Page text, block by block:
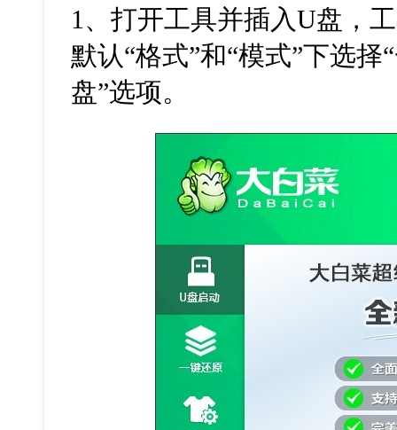
1 、打开工具并插入U盘，
默认“格式”和“模式”下选择“
盘”选项。